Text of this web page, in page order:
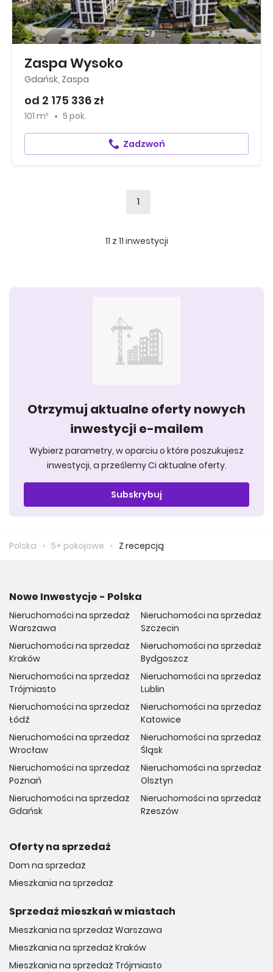
Zaspa Wysoko
Gdańsk, Zaspa
od 2 175 336 zł
101 m² 5 pok.
Zadzwoń
1
11 z 11 inwestycji
Otrzymuj aktualne oferty nowych
inwestycji e-mailem
Wybierz parametry, w oparciu o które poszukujesz
inwestycji, a prześlemy Ci aktualne oferty.
Subskrybuj
Polska 5+ pokojowe Z recepcją
Nowe Inwestycje - Polska
Nieruchomości na sprzedaż
Warszawa
Nieruchomości na sprzedaż
Kraków
Nieruchomości na sprzedaż
Trójmiasto
Nieruchomości na sprzedaż
Łódź
Nieruchomości na sprzedaż
Wrocław
Nieruchomości na sprzedaż
Poznań
Nieruchomości na sprzedaż
Gdańsk
Nieruchomości na sprzedaż
Szczecin
Nieruchomości na sprzedaż
Bydgoszcz
Nieruchomości na sprzedaż
Lublin
Nieruchomości na sprzedaż
Katowice
Nieruchomości na sprzedaż
Śląsk
Nieruchomości na sprzedaż
Olsztyn
Nieruchomości na sprzedaż
Rzeszów
Oferty na sprzedaż
Dom na sprzedaż
Mieszkania na sprzedaż
Sprzedaż mieszkań w miastach
Mieszkania na sprzedaż Warszawa
Mieszkania na sprzedaż Kraków
Mieszkania na sprzedaż Trójmiasto